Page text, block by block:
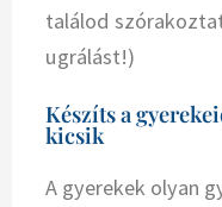
találod
ugrálást!)
Készíts a
kicsik
A gyerekek olyan